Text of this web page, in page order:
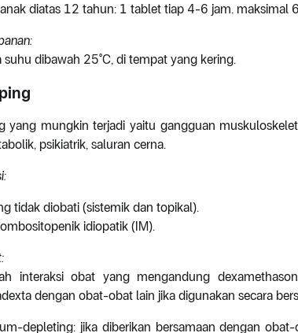
diatas 12 tahun: 1 tablet tiap 4-6 jam. maksimal
suhu dibawah 25°C, di tempat yang kering.
yang mungkin terjadi yaitu gangguan
psikiatrik, saluran cerna.
tidak diobati (sistemik dan topikal).
idiopatik (IM).
interaksi obat yang mengandung
dengan obat-obat lain jika digunakan secara
depleting: jika diberikan bersamaan dengan